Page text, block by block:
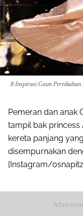
8 Inspirasi Gaun
Pemeran dan anak
tampil bak princess
kereta panjang
disempurnakan
[Instagram/